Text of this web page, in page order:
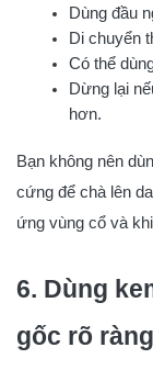
Dùng đầu
Di chuyển
Có thể
Dừng lại
hơn.
Bạn không nên
cứng để chà lên
ứng vùng cổ và
6. Dùng
gốc rõ ràng